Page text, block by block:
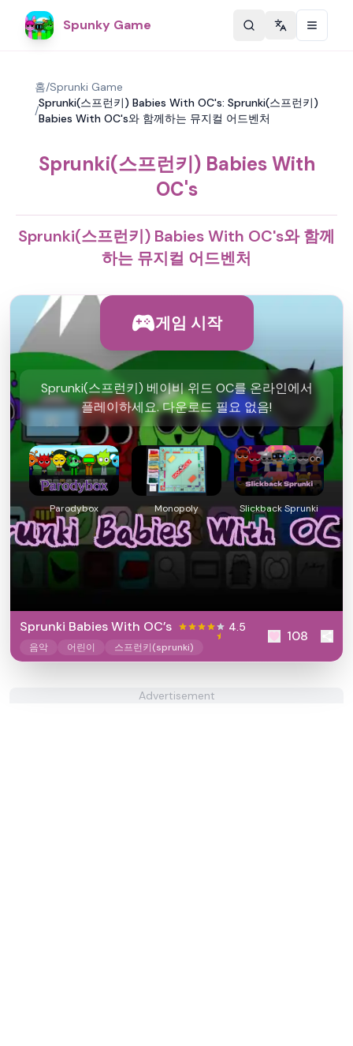
Spunky Game Change
홈/Sprunki Game
/
Sprunki(스프런키) Babies With OC's: Sprunki(스프런키)
Babies With OC's와 함께하는 뮤지컬 어드벤처
Sprunki(스프런키) Babies With
OC's
Sprunki(스프런키) Babies With OC's와 함께
하는 뮤지컬 어드벤처
게임 시작
Sprunki(스프런키) 베이비 위드 OC를 온라인에서
플레이하세요. 다운로드 필요 없음!
Parodybox Monopoly Slickback Sprunki
Sprunki Babies With OC’s 4.5
음악 어린이 스프런키(sprunki)
108
Advertisement